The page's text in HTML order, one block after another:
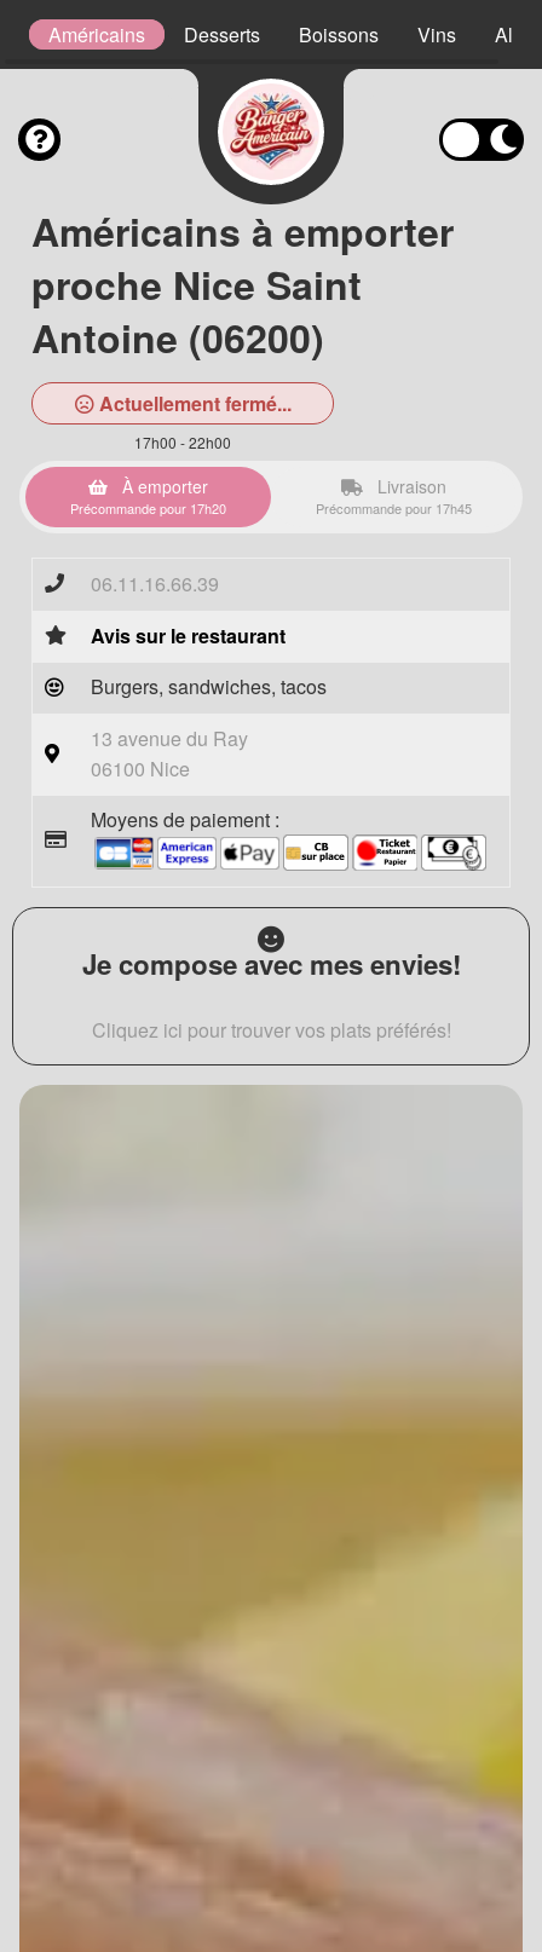
Américains Desserts Boissons Vins
Américains à emporter
proche Nice Saint
Antoine (06200)
Actuellement fermé...
17h00 - 22h00
À emporter
Précommande pour 17h20
Livraison
Précommande pour 17h45
06.11.16.66.39
Avis sur le restaurant
Burgers, sandwiches, tacos
13 avenue du Ray
06100 Nice
Moyens de paiement :
Je compose avec mes envies!
Cliquez ici pour trouver vos plats préférés!